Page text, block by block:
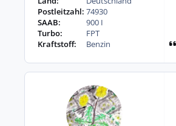
Postleitzahl: 74930
SAAB:
900 I
Turbo:
FPT
Kraftstoff:
Benzin